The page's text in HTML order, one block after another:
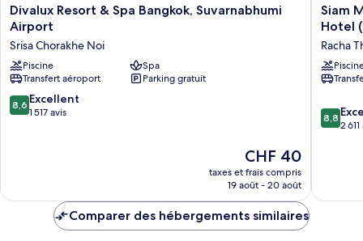
Divalux
Resort
Spa
Bangkok,
Suvarnabhumi
Airport
Srisa
Divalux Resort & Spa Bangkok, Suvarnabhumi
Airport
Srisa Chorakhe Noi
Piscine
Spa
Transfert aéroport
Parking gratuit
8.6
sur
8,6 Excellent
1 517 avis
Le
nouveau
prix
de
CHF 40
taxes et frais compris
19 août - 20 août
Siam
Airport
Hotel
Shuttle)
Racha
Siam
Hotel
Racha
8.8
sur
8,8
2
Comparer des hébergements similaires